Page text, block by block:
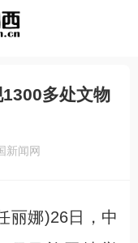
多处文物
新闻网
娜)26日，中